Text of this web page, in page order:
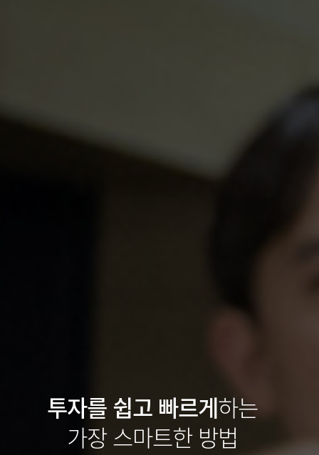
투자를 쉽고 빠르게하는
가장 스마트한 방법